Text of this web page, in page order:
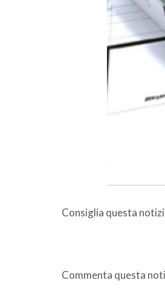
Consiglia questa
Commenta questa